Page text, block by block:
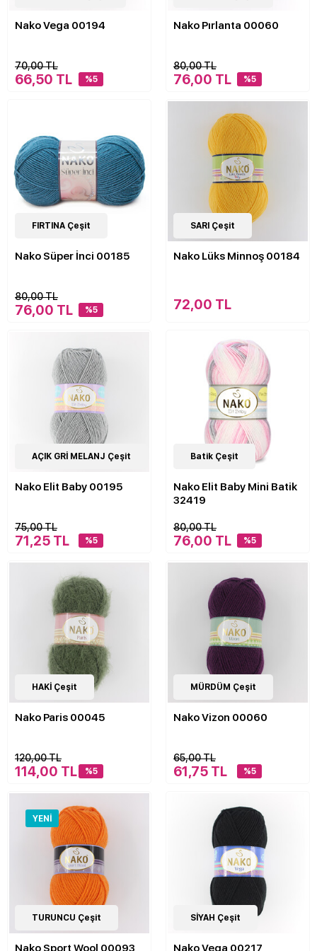
Nako Vega 00194
70,00 TL
66,50 TL %5
Nako Pırlanta 00060
80,00 TL
76,00 TL %5
37Çeşit
FIRTINA Çeşit
Nako Süper İnci 00185
80,00 TL
76,00 TL %5
21Çeşit
SARI Çeşit
Nako Lüks Minnoş 00184
72,00 TL
39Çeşit
AÇIK GRİ MELANJ Çeşit
Nako Elit Baby 00195
75,00 TL
71,25 TL %5
13Çeşit
Batik Çeşit
Nako Elit Baby Mini Batik
32419
80,00 TL
76,00 TL %5
21Çeşit
HAKİ Çeşit
Nako Paris 00045
120,00 TL
114,00 TL %5
15Çeşit
MÜRDÜM Çeşit
Nako Vizon 00060
65,00 TL
61,75 TL %5
YENI
36Çeşit
TURUNCU Çeşit
Nako Sport Wool 00093
16Çeşit
SİYAH Çeşit
Nako Vega 00217